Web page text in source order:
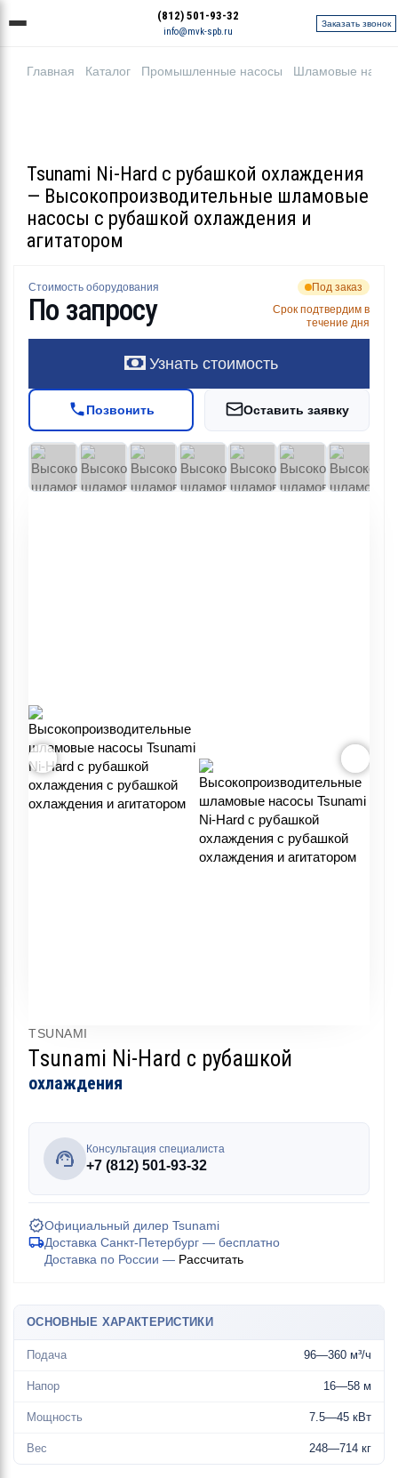
(812) 501-93-32
info@mvk-spb.ru
Заказать звонок
Главная Каталог Промышленные насосы Шламовые
Tsunami Ni-Hard с рубашкой охлаждения
— Высокопроизводительные шламовые
насосы с рубашкой охлаждения и
агитатором
TSUNAMI
Tsunami Ni-Hard с рубашкой
охлаждения
Стоимость оборудования
По запросу
Под заказ
Срок подтвердим в
течение дня
Узнать стоимость
Позвонить Оставить заявку
Консультация специалиста
+7 (812) 501-93-32
Официальный дилер Tsunami
Доставка Санкт-Петербург — бесплатно
Доставка по России — Рассчитать
ОСНОВНЫЕ ХАРАКТЕРИСТИКИ
Подача 96—360 м³/ч
Напор 16—58 м
Мощность 7.5—45 кВт
Вес 248—714 кг